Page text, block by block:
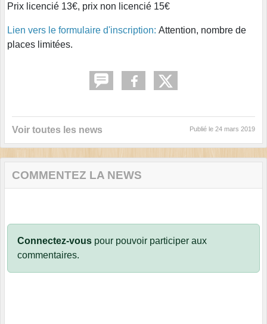
Prix licencié 13€, prix non licencié 15€
Lien vers le formulaire d'inscription: Attention, nombre de
places limitées.
Voir toutes les news Publié le 24 mars 2019
COMMENTEZ LA NEWS
Connectez-vous pour pouvoir participer aux
commentaires.